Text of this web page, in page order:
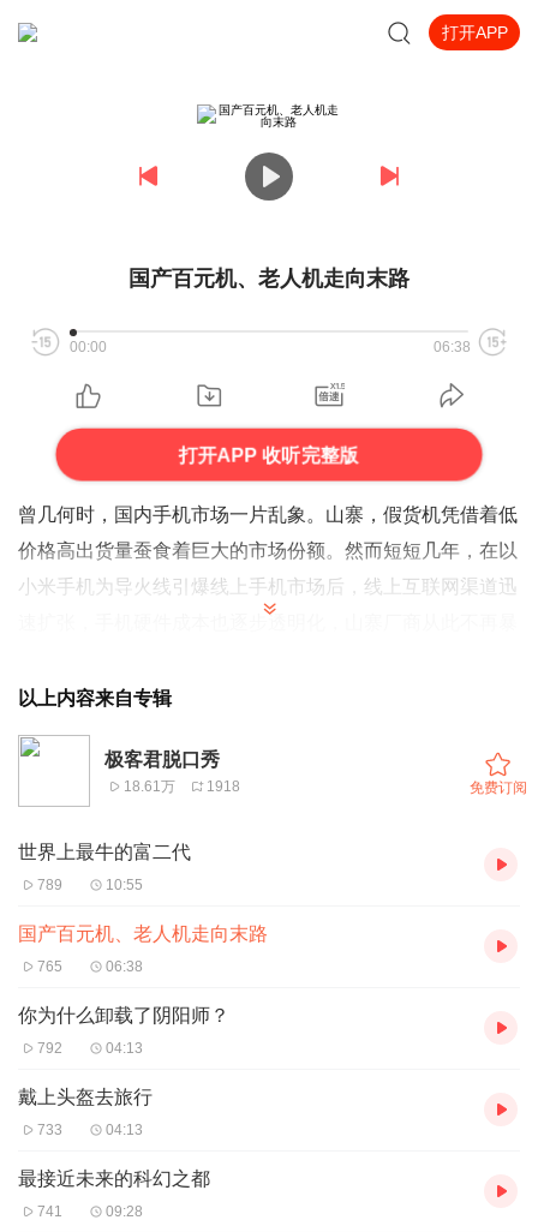
打开APP
国产百元机、老人机走向末路
00:00 06:38
打开APP 收听完整版
曾几何时，国内手机市场一片乱象。山寨，假货机凭借着低
价格高出货量蚕食着巨大的市场份额。然而短短几年，在以
小米手机为导火线引爆线上手机市场后，线上互联网渠道迅
以上内容来自专辑
极客君脱口秀
18.61万 1918 免费订阅
世界上最牛的富二代
789 10:55
国产百元机、老人机走向末路
765 06:38
你为什么卸载了阴阳师？
792 04:13
戴上头盔去旅行
733 04:13
最接近未来的科幻之都
741 09:28